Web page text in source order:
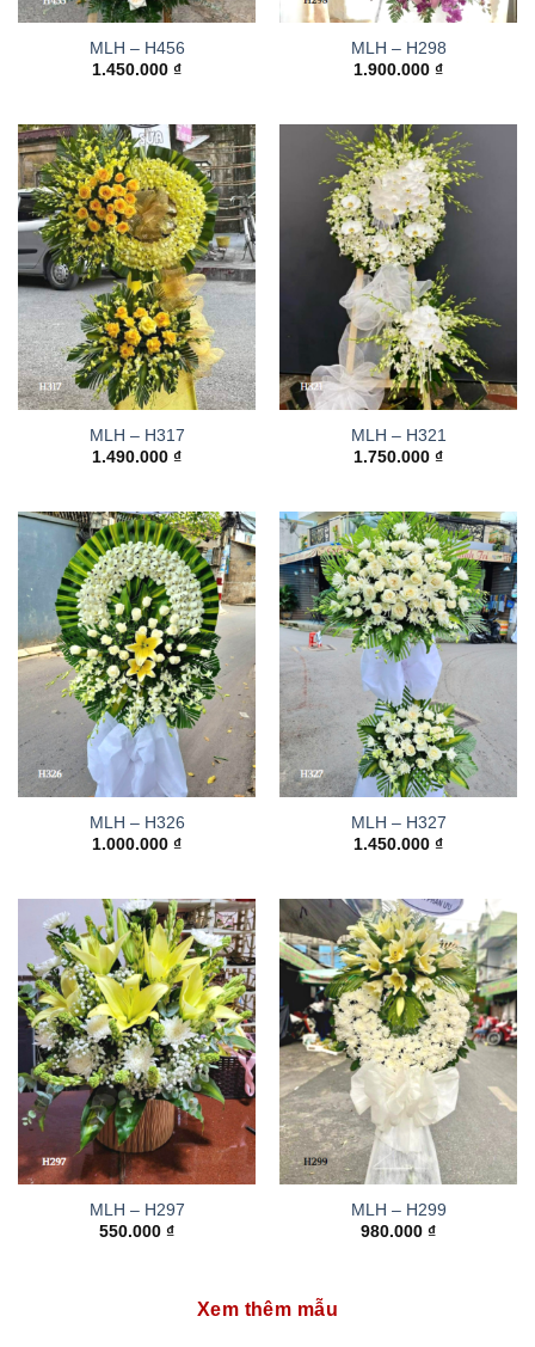
MLH – H456
1.450.000 ₫
MLH – H298
1.900.000 ₫
MLH – H317
1.490.000 ₫
MLH – H321
1.750.000 ₫
MLH – H326
1.000.000 ₫
MLH – H327
1.450.000 ₫
MLH – H297
550.000 ₫
MLH – H299
980.000 ₫
Xem thêm mẫu